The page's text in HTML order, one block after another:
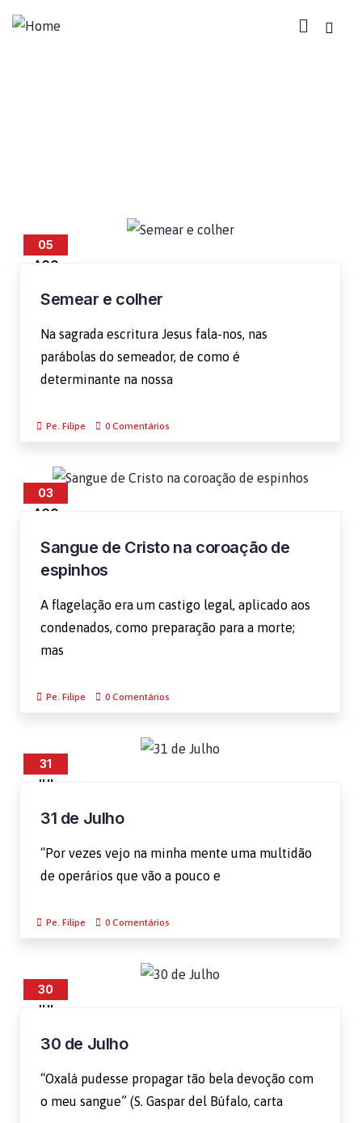
05
AGO
Semear e colher
Na sagrada escritura Jesus fala-nos, nas
parábolas do semeador, de como é
determinante na nossa
Pe. Filipe 0 Comentários
03
AGO
Sangue de Cristo na coroação de
espinhos
A flagelação era um castigo legal, aplicado aos
condenados, como preparação para a morte;
mas
Pe. Filipe 0 Comentários
31
JUL
31 de Julho
“Por vezes vejo na minha mente uma multidão
de operários que vão a pouco e
Pe. Filipe 0 Comentários
30
JUL
30 de Julho
“Oxalá pudesse propagar tão bela devoção com
o meu sangue” (S. Gaspar del Búfalo, carta